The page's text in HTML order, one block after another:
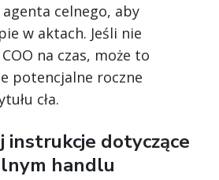
celnego, aby
w aktach. Jeśli nie
na czas, może to
potencjalne roczne
cła.
instrukcje dotyczące
handlu